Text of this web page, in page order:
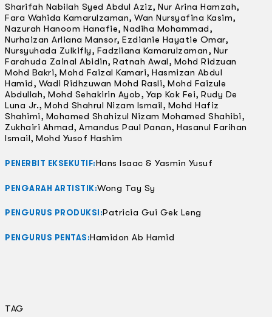
Sharifah Nabilah Syed Abdul Aziz, Nur Arina Hamzah,
Fara Wahida Kamarulzaman, Wan Nursyafina Kasim,
Nazurah Hanoom Hanafie, Nadiha Mohammad,
Nurhaizan Arliana Mansor, Ezdianie Hayatie Omar,
Nursyuhada Zulkifly, Fadzliana Kamarulzaman, Nur
Farahuda Zainal Abidin, Ratnah Awal, Mohd Ridzuan
Mohd Bakri, Mohd Faizal Kamari, Hasmizan Abdul
Hamid, Wadi Ridhzuwan Mohd Rasli, Mohd Faizule
Abdullah, Mohd Sehakirin Ayob, Yap Kok Fei, Rudy De
Luna Jr., Mohd Shahrul Nizam Ismail, Mohd Hafiz
Shahimi, Mohamed Shahizul Nizam Mohamed Shahibi,
Zukhairi Ahmad, Amandus Paul Panan, Hasanul Farihan
Ismail, Mohd Yusof Hashim
PENERBIT EKSEKUTIF:Hans Isaac & Yasmin Yusuf
PENGARAH ARTISTIK:Wong Tay Sy
PENGURUS PRODUKSI:Patricia Gui Gek Leng
PENGURUS PENTAS:Hamidon Ab Hamid
TAG